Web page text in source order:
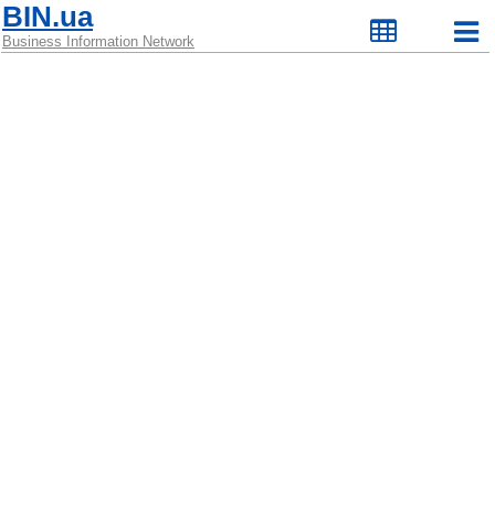
BIN.ua
Business Information Network